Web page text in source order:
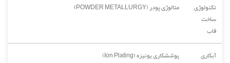
تکنولوژی
ساخت
قاب
متالوژی پودر (POWDER METALLURGY)
آبکاری
پوششکاری یونیزه (Ion Plating)